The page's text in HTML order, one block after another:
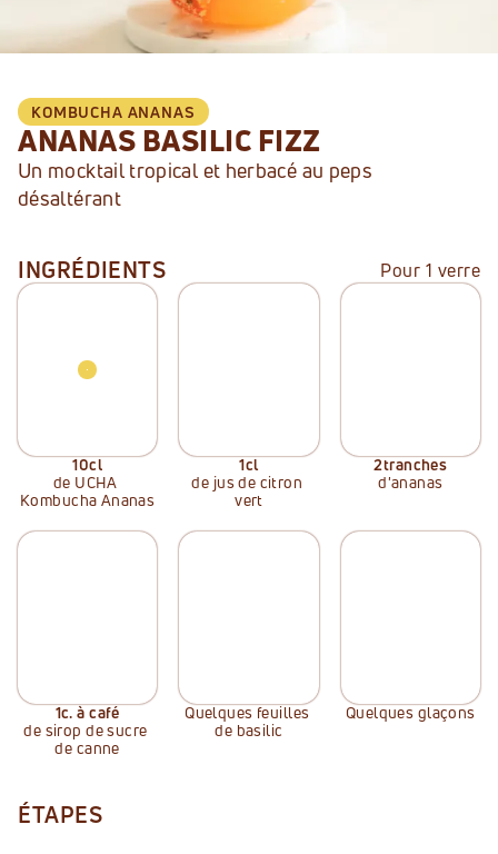
KOMBUCHA ANANAS
ANANAS BASILIC FIZZ
Un mocktail tropical et herbacé au peps
désaltérant
INGRÉDIENTS Pour 1 verre
10cl
de UCHA
Kombucha Ananas
1cl
de jus de citron
vert
2tranches
d'ananas
1c. à café
de sirop de sucre
de canne
Quelques feuilles
de basilic
Quelques glaçons
ÉTAPES